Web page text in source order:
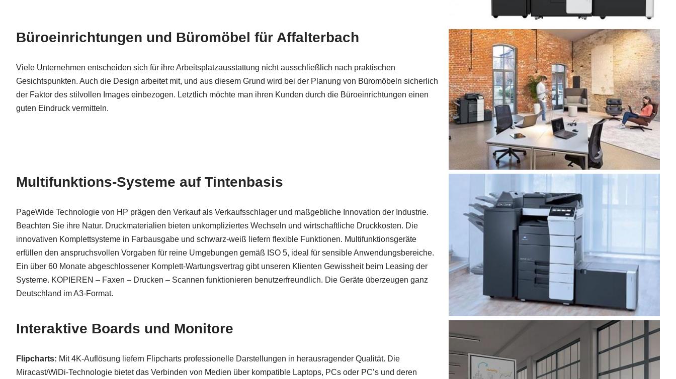
Büroeinrichtungen und Büromöbel für Affalterbach
Viele Unternehmen entscheiden sich für ihre Arbeitsplatzausstattung nicht ausschließlich nach praktischen
Gesichtspunkten. Auch die Design arbeitet mit, und aus diesem Grund wird bei der Planung von Büromöbeln sicherlich
der Faktor des stilvollen Images einbezogen. Letztlich möchte man ihren Kunden durch die Büroeinrichtungen einen
guten Eindruck vermitteln.
Multifunktions-Systeme auf Tintenbasis
PageWide Technologie von HP prägen den Verkauf als Verkaufsschlager und maßgebliche Innovation der Industrie.
Beachten Sie ihre Natur. Druckmaterialien bieten unkompliziertes Wechseln und wirtschaftliche Druckkosten. Die
innovativen Komplettsysteme in Farbausgabe und schwarz-weiß liefern flexible Funktionen. Multifunktionsgeräte
erfüllen den anspruchsvollen Vorgaben für reine Umgebungen gemäß ISO 5, ideal für sensible Anwendungsbereiche.
Ein über 60 Monate abgeschlossener Komplett-Wartungsvertrag gibt unseren Klienten Gewissheit beim Leasing der
Systeme. KOPIEREN – Faxen – Drucken – Scannen funktionieren benutzerfreundlich. Die Geräte überzeugen ganz
Deutschland im A3-Format.
Interaktive Boards und Monitore
Flipcharts: Mit 4K-Auflösung liefern Flipcharts professionelle Darstellungen in herausragender Qualität. Die
Miracast/WiDi-Technologie bietet das Verbinden von Medien über kompatible Laptops, PCs oder PC’s und deren